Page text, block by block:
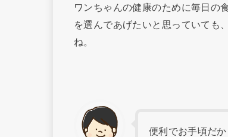
ワンちゃんの健康のために毎日の
を選んであげたいと思っていても、
ね。
便利でお手頃だ